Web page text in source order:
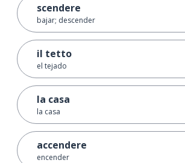
scendere
bajar; descender
il tetto
el tejado
la casa
la casa
accendere
encender